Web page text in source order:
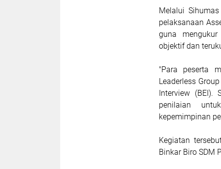
Melalui
pelaksanaan
guna
objektif dan
"Para peserta
Leaderless
Interview
penilaian
kepemimpinan
Kegiatan
Binkar Biro SDM